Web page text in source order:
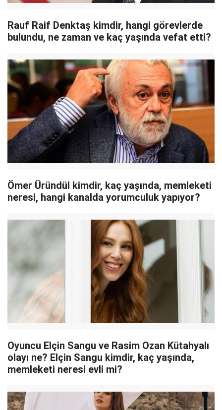
Rauf Raif Denktaş kimdir, hangi görevlerde
bulundu, ne zaman ve kaç yaşında vefat etti?
Ömer Üründül kimdir, kaç yaşında, memleketi
neresi, hangi kanalda yorumculuk yapıyor?
Oyuncu Elçin Sangu ve Rasim Ozan Kütahyalı
olayı ne? Elçin Sangu kimdir, kaç yaşında,
memleketi neresi evli mi?